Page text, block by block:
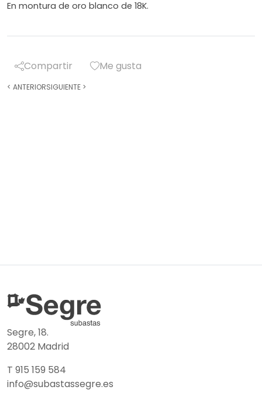
En montura de oro blanco de 18K.
Compartir Me gusta
< ANTERIORSIGUIENTE >
Segre, 18.
28002 Madrid
T 915 159 584
info@subastassegre.es